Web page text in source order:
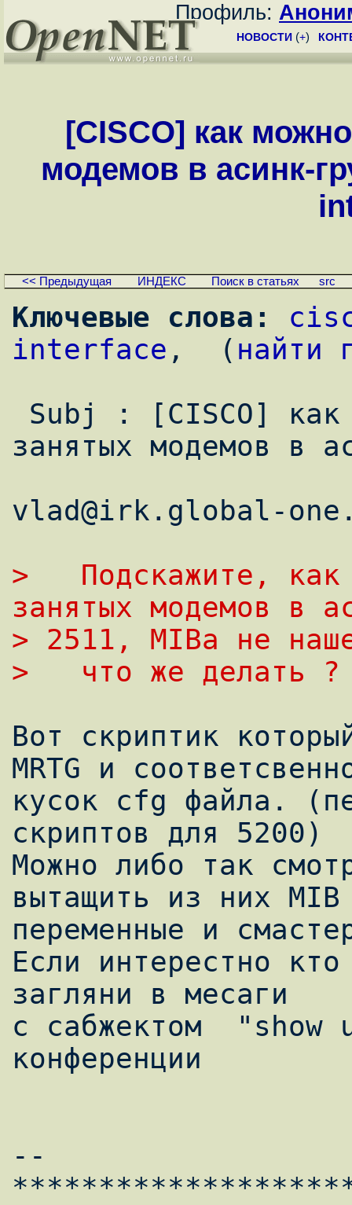
Профиль:
НОВОСТИ (+)
[CISCO] как
модемов в асинк-
<< Предыдущая ИНДЕКС Поиск в статьях src
Ключевые слова:
interface ,  ( найти
занятых модемов в
vlad@irk.global-
>   Подскажите, как
занятых модемов в
> 2511, MIBа не
>   что же делать ?
Вот скриптик
MRTG и
кусок cfg файла.
скриптов для 5200)
Можно либо так
вытащить из них MIB
переменные и
Если интерестно
загляни в месаги
с сабжектом  "show
конференции
--